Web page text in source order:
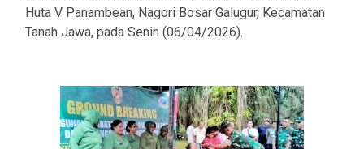
Huta V Panambean, Nagori Bosar Galugur, Kecamatan
Tanah Jawa, pada Senin (06/04/2026).